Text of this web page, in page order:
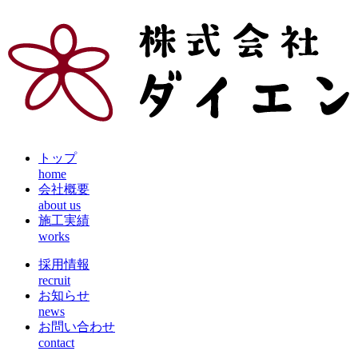
トップ
home
会社概要
about us
施工実績
works
採用情報
recruit
お知らせ
news
お問い合わせ
contact